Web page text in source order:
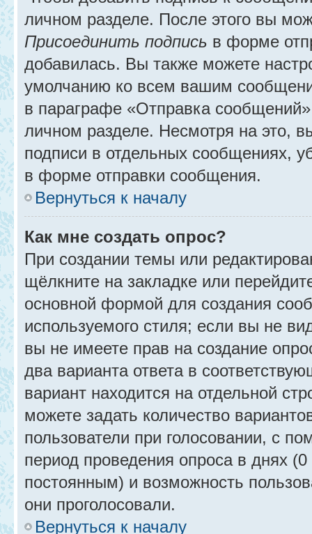
личном разделе. После этого вы
Присоединить подпись в форме
добавилась. Вы также можете
умолчанию ко всем вашим
в параграфе «Отправка
личном разделе. Несмотря на это,
подписи в отдельных сообщениях,
в форме отправки сообщения.
Вернуться к началу
Как мне создать опрос?
При создании темы или
щёлкните на закладке или
основной формой для создания
используемого стиля; если вы не
вы не имеете прав на создание
два варианта ответа в
вариант находится на отдельной
можете задать количество
пользователи при голосовании, с
период проведения опроса в днях (0
постоянным) и возможность
они проголосовали.
Вернуться к началу